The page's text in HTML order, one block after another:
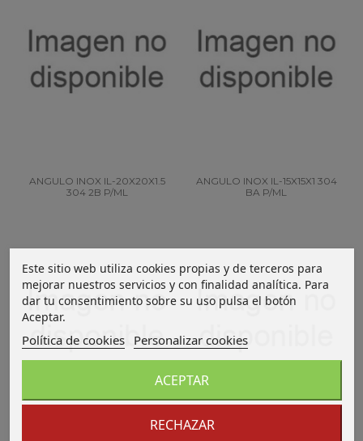
ANGULO INOX IL-20X20X1.5
304 2B P/ML
ANGULO INOX IL-15X15X1 304
BA P/ML
Este sitio web utiliza cookies propias y de terceros para
mejorar nuestros servicios y con finalidad analítica. Para
dar tu consentimiento sobre su uso pulsa el botón
Aceptar.
Política de cookies Personalizar cookies
RECHAZAR
ACEPTAR